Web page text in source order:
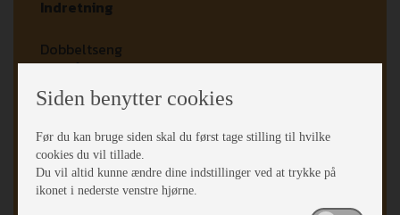
Indretning
Dobbeltseng
Fritstående db.seng
Opred. I siddegrp.
Hævebart hovedgærde
Koldskums madrasser
Sengetæppe
Hæve/sænkebord
2 siddegrupper
Siden benytter cookies
Før du kan bruge siden skal du først tage stilling til hvilke
cookies du vil tillade.
Du vil altid kunne ændre dine indstillinger ved at trykke på
ikonet i nederste venstre hjørne.